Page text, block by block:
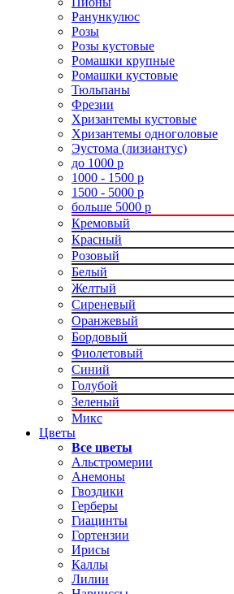
Ранункулюс
Розы
Розы кустовые
Ромашки крупные
Ромашки кустовые
Тюльпаны
Фрезии
Хризантемы кустовые
Хризантемы одноголовые
Эустома (лизиантус)
до 1000 р
1000 - 1500 р
1500 - 5000 р
больше 5000 р
Кремовый
Красный
Розовый
Белый
Желтый
Сиреневый
Оранжевый
Бордовый
Фиолетовый
Синий
Голубой
Зеленый
Микс
Цветы
Все цветы
Альстромерии
Анемоны
Гвоздики
Герберы
Гиацинты
Гортензии
Ирисы
Каллы
Лилии